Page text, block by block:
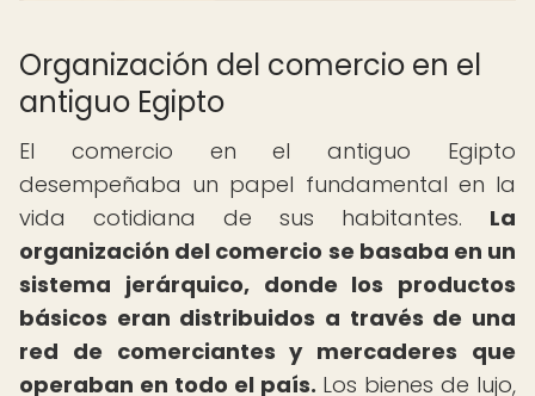
Organización del comercio en el
antiguo Egipto
El comercio en el antiguo Egipto
desempeñaba un papel fundamental en la
vida cotidiana de sus habitantes. La
organización del comercio se basaba en un
sistema jerárquico, donde los productos
básicos eran distribuidos a través de una
red de comerciantes y mercaderes que
operaban en todo el país. Los bienes de lujo,